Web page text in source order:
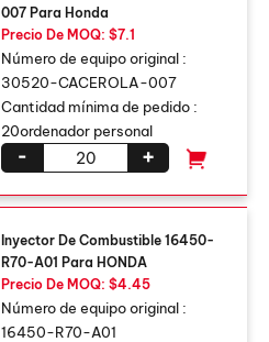
007 Para Honda
Precio De MOQ: $7.1
Número de equipo original :
30520-CACEROLA-007
Cantidad mínima de pedido :
20ordenador personal
+
-
Inyector De Combustible 16450-
R70-A01 Para HONDA
Precio De MOQ: $4.45
Número de equipo original :
16450-R70-A01